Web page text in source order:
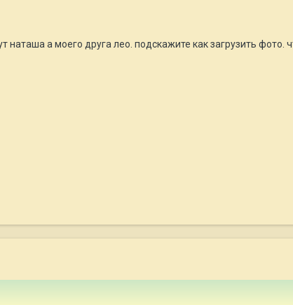
наташа а моего друга лео. подскажите как загрузить